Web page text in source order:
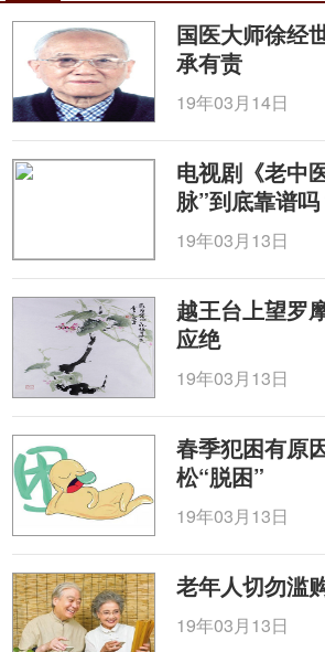
国医大师徐经
承有责
19年03月14日
电视剧《老中
脉”到底靠谱吗
19年03月13日
越王台上望罗
应绝
19年03月13日
春季犯困有原
松“脱困”
19年03月13日
老年人切勿滥
19年03月13日